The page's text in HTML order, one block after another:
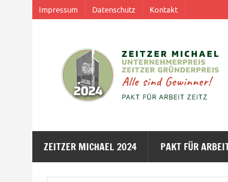
Impressum Datenschutz Kontakt
ZEITZER MICHAEL 2024 PAKT FÜR